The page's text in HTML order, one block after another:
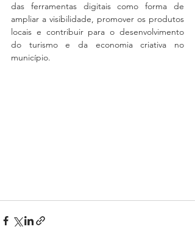
das ferramentas digitais como forma de
ampliar a visibilidade, promover os produtos
locais e contribuir para o desenvolvimento
do turismo e da economia criativa no
município.